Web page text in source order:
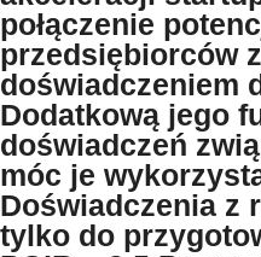
połączenie
przedsiębiorców
doświadczeniem
Dodatkową jego
doświadczeń
móc je
Doświadczenia z
tylko do